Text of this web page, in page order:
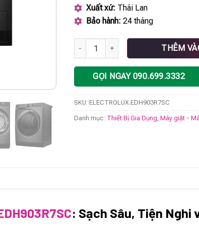
Xuất xứ: Thái Lan
Bảo hành:24 tháng
Máy sấy ELECTROLUX EDH903R7SC
THÊM
GỌI NGAY 090.699.3332
SKU:ELECTROLUX.EDH903R7SC
Danh mục: Thiết Bị Gia Dụng,Máy giặt -
: Sạch Sâu, Tiện Nghi